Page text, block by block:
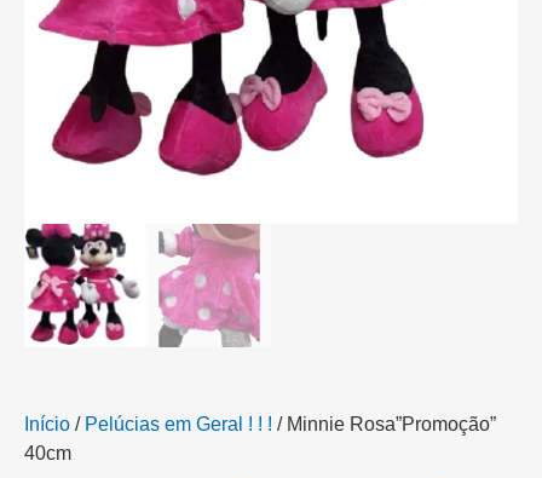
Início / Pelúcias em Geral ! ! ! / Minnie Rosa”Promoção”
40cm